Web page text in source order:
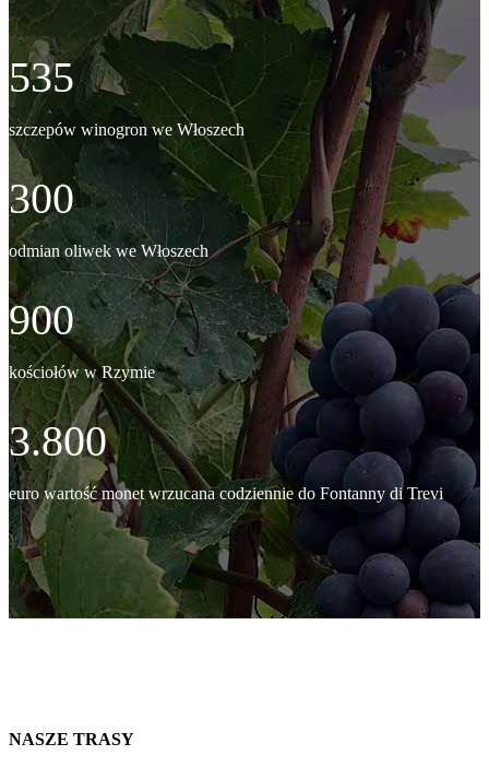
535
szczepów winogron we Włoszech
300
odmian oliwek we Włoszech
900
kościołów w Rzymie
3.800
euro wartość monet wrzucana codziennie do Fontanny di Trevi
NASZE TRASY